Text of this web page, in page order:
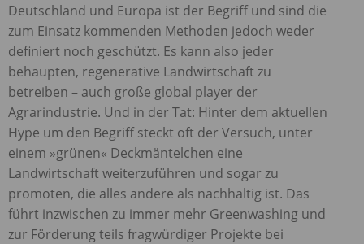
Deutschland und Europa ist der Begriff und sind die
zum Einsatz kommenden Methoden jedoch weder
definiert noch geschützt. Es kann also jeder
behaupten, regenerative Landwirtschaft zu
betreiben – auch große global player der
Agrarindustrie. Und in der Tat: Hinter dem aktuellen
Hype um den Begriff steckt oft der Versuch, unter
einem »grünen« Deckmäntelchen eine
Landwirtschaft weiterzuführen und sogar zu
promoten, die alles andere als nachhaltig ist. Das
führt inzwischen zu immer mehr Greenwashing und
zur Förderung teils fragwürdiger Projekte bei